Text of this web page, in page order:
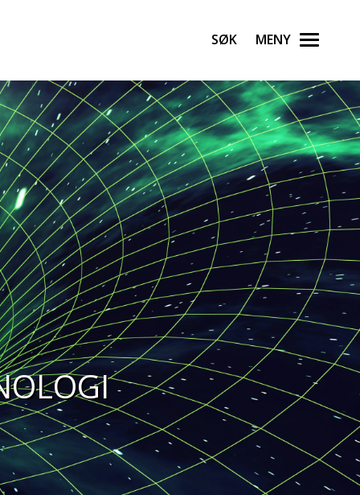
Søk Meny